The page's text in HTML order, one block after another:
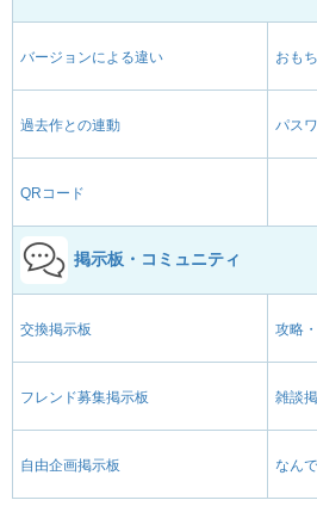
バージョンによる違い おも
過去作との連動 パス
QRコード
掲示板・コミュニティ
交換掲示板 攻略
フレンド募集掲示板 雑談
自由企画掲示板 なん